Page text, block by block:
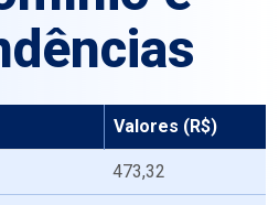
Valores (R$)
473,32